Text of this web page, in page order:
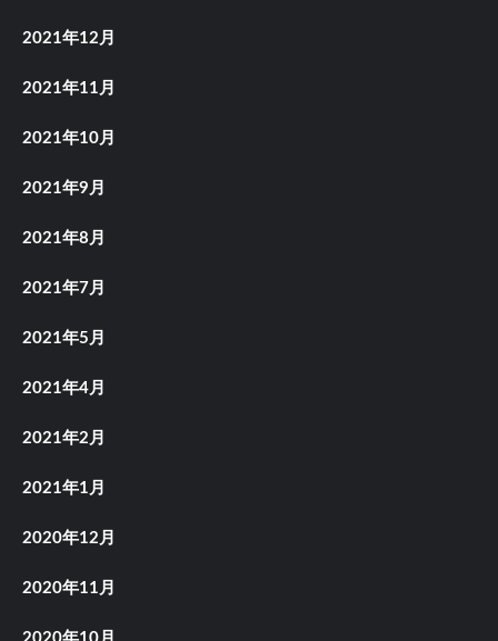
2021年12月
2021年11月
2021年10月
2021年9月
2021年8月
2021年7月
2021年5月
2021年4月
2021年2月
2021年1月
2020年12月
2020年11月